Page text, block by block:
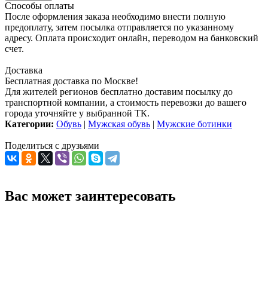
Способы оплаты
После оформления заказа необходимо внести полную
предоплату, затем посылка отправляется по указанному
адресу. Оплата происходит онлайн, переводом на банковский
счет.
Доставка
Бесплатная доставка по Москве!
Для жителей регионов бесплатно доставим посылку до
транспортной компании, а стоимость перевозки до вашего
города уточняйте у выбранной ТК.
Категории: Обувь | Мужская обувь | Мужские ботинки
Поделиться с друзьями
Вас может заинтересовать